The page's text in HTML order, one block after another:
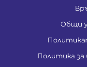
Общи
Политика за